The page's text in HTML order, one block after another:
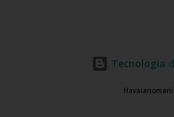
de calçados? A resposta está em
criatividade digital que está
Tecnologia